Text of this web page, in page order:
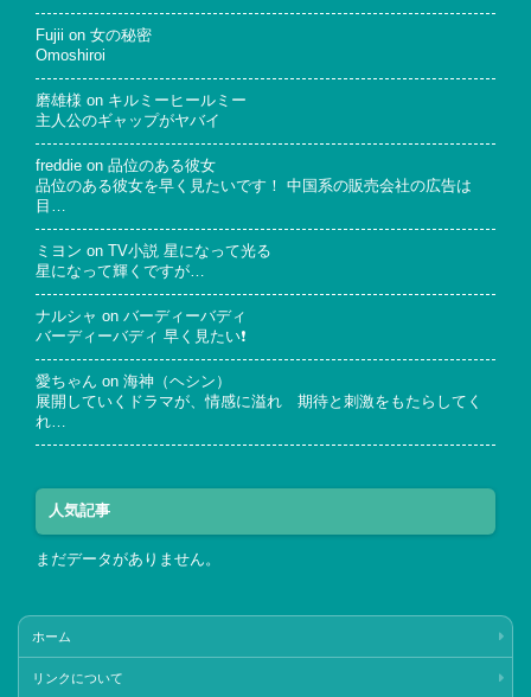
Fujii on 女の秘密
Omoshiroi
磨雄様 on キルミーヒールミー
主人公のギャップがヤバイ
freddie on 品位のある彼女
品位のある彼女を早く見たいです！ 中国系の販売会社の広告は
目…
ミヨン on TV小説 星になって光る
星になって輝くですが…
ナルシャ on バーディーバディ
バーディーバディ 早く見たい❗
愛ちゃん on 海神（ヘシン）
展開していくドラマが、情感に溢れ 期待と刺激をもたらしてく
れ…
人気記事
まだデータがありません。
ホーム
リンクについて